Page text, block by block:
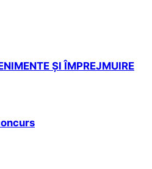
ȘI ÎMPREJMUIRE